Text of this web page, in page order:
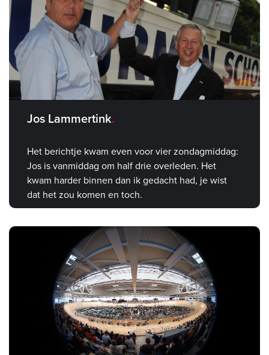
Jos Lammertink
Het berichtje kwam even voor vier zondagmiddag:
Jos is vanmiddag om half drie overleden. Het
kwam harder binnen dan ik gedacht had, je wist
dat het zou komen en toch.